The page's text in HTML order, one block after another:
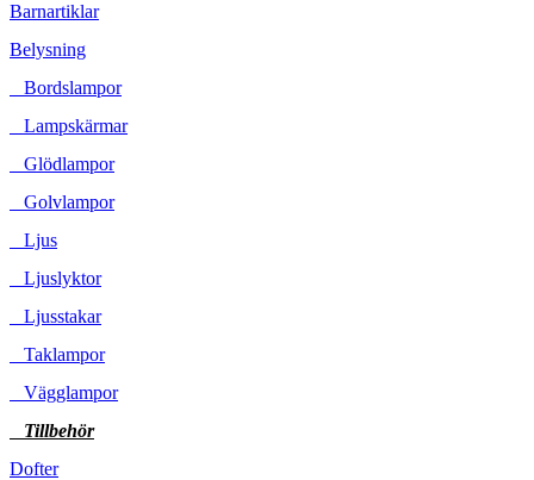
Barnartiklar
Belysning
Bordslampor
Lampskärmar
Glödlampor
Golvlampor
Ljus
Ljuslyktor
Ljusstakar
Taklampor
Vägglampor
Tillbehör
Dofter